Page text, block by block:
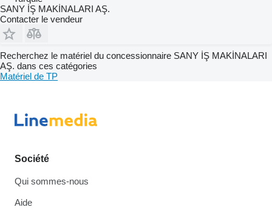
SANY İŞ MAKİNALARI AŞ.
Contacter le vendeur
Recherchez le matériel du concessionnaire SANY İŞ MAKİNALARI
AŞ. dans ces catégories
Matériel de TP
Société
Qui sommes-nous
Aide